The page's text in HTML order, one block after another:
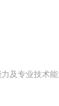
专业技术